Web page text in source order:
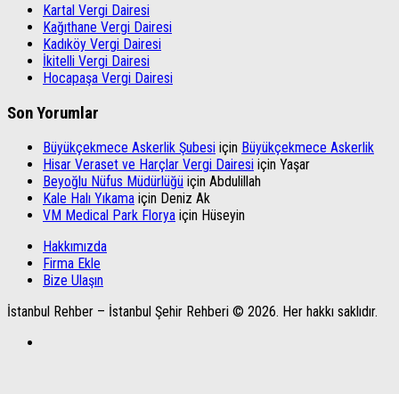
Kartal Vergi Dairesi
Kağıthane Vergi Dairesi
Kadıköy Vergi Dairesi
İkitelli Vergi Dairesi
Hocapaşa Vergi Dairesi
Son Yorumlar
Büyükçekmece Askerlik Şubesi için Büyükçekmece Askerlik
Hisar Veraset ve Harçlar Vergi Dairesi için Yaşar
Beyoğlu Nüfus Müdürlüğü için Abdulillah
Kale Halı Yıkama için Deniz Ak
VM Medical Park Florya için Hüseyin
Hakkımızda
Firma Ekle
Bize Ulaşın
İstanbul Rehber – İstanbul Şehir Rehberi © 2026. Her hakkı saklıdır.